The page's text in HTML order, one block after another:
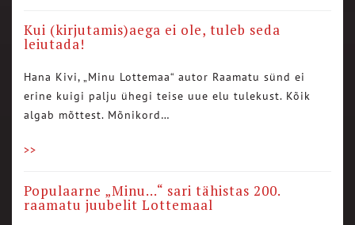
Kui (kirjutamis)aega ei ole, tuleb seda
leiutada!
Hana Kivi, „Minu Lottemaa“ autor Raamatu sünd ei
erine kuigi palju ühegi teise uue elu tulekust. Kõik
algab mõttest. Mõnikord…
>>
Populaarne „Minu…“ sari tähistas 200.
raamatu juubelit Lottemaal